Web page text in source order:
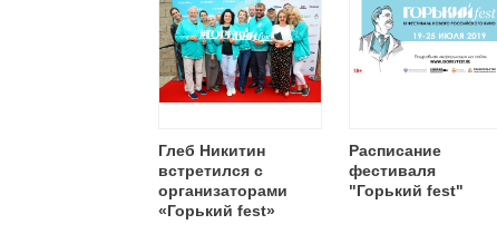
Глеб Никитин
встретился с
организаторами
«Горький fest»
Расписание
фестиваля
"Горький fest"